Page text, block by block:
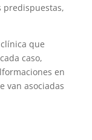
predispuestas,
que
caso,
en
van asociadas